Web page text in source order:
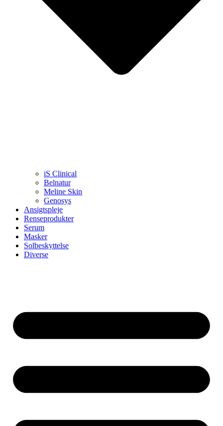
iS Clinical
Belnatur
Meline Skin
Genosys
Ansigtspleje
Renseprodukter
Serum
Masker
Solbeskyttelse
Diverse